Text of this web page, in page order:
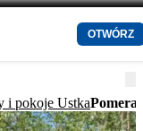
OTWÓRZ
i pokoje Ustka